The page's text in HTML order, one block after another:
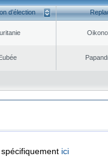
d’élection
ici